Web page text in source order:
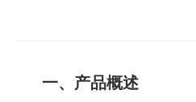
一、产品概述